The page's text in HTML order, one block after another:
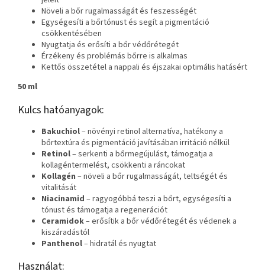
Növeli a bőr rugalmasságát és feszességét
Egységesíti a bőrtónust és segít a pigmentáció
csökkentésében
Nyugtatja és erősíti a bőr védőrétegét
Érzékeny és problémás bőrre is alkalmas
Kettős összetétel a nappali és éjszakai optimális hatásért
50 ml
Kulcs hatóanyagok:
Bakuchiol– növényi retinol alternatíva, hatékony a
bőrtextúra és pigmentáció javításában irritáció nélkül
Retinol– serkenti a bőrmegújulást, támogatja a
kollagéntermelést, csökkenti a ráncokat
Kollagén – növeli a bőr rugalmasságát, teltségét és
vitalitását
Niacinamid – ragyogóbbá teszi a bőrt, egységesíti a
tónust és támogatja a regenerációt
Ceramidok– erősítik a bőr védőrétegét és védenek a
kiszáradástól
Panthenol– hidratál és nyugtat
Használat: